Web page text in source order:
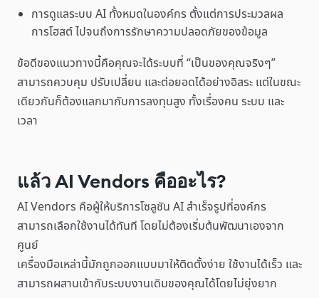
การดูแลระบบ AI ทั้งหมดในองค์กร ตั้งแต่การประมวลผล
การโฮสต์ ไปจนถึงการรักษาความปลอดภัยของข้อมูล
ข้อดีของแนวทางนี้คือคุณจะได้ระบบที่ “เป็นของคุณจริงๆ”
สามารถควบคุม ปรับเปลี่ยน และต่อยอดได้อย่างอิสระ แต่ในขณะ
เดียวกันก็ต้องแลกมากับการลงทุนสูง ทั้งเรื่องคน ระบบ และ
เวลา
แล้ว AI Vendors คืออะไร?
AI Vendors คือผู้ให้บริการโซลูชัน AI สำเร็จรูปที่องค์กร
สามารถเลือกใช้งานได้ทันที โดยไม่ต้องเริ่มต้นพัฒนาเองจาก
ศูนย์
เครื่องมือเหล่านี้มักถูกออกแบบมาให้ติดตั้งง่าย ใช้งานได้เร็ว และ
สามารถผสานเข้ากับระบบงานเดิมของคุณได้โดยไม่ยุ่งยาก